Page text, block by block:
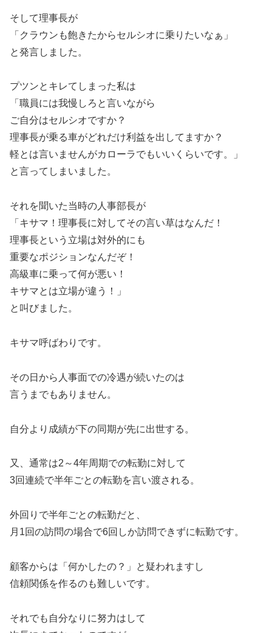
そして理事長が
「クラウンも飽きたからセルシオに乗りたいなぁ」
と発言しました。
プツンとキレてしまった私は
「職員には我慢しろと言いながら
ご自分はセルシオですか？
理事長が乗る車がどれだけ利益を出してますか？
軽とは言いませんがカローラでもいいくらいです。」
と言ってしまいました。
それを聞いた当時の人事部長が
「キサマ！理事長に対してその言い草はなんだ！
理事長という立場は対外的にも
重要なポジションなんだぞ！
高級車に乗って何が悪い！
キサマとは立場が違う！」
と叫びました。
キサマ呼ばわりです。
その日から人事面での冷遇が続いたのは
言うまでもありません。
自分より成績が下の同期が先に出世する。
又、通常は2～4年周期での転勤に対して
3回連続で半年ごとの転勤を言い渡される。
外回りで半年ごとの転勤だと、
月1回の訪問の場合で6回しか訪問できずに転勤です。
顧客からは「何かしたの？」と疑われますし
信頼関係を作るのも難しいです。
それでも自分なりに努力はして